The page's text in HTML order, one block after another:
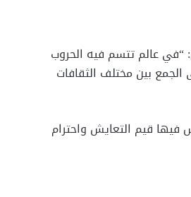
تتجاوز الحدث الرياضي: “في عالم تتسم فيه الحروب
الجمع بين مختلف الثقافات
قيم التعايش واحترام